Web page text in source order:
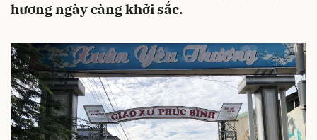
hương ngày càng khởi sắc.